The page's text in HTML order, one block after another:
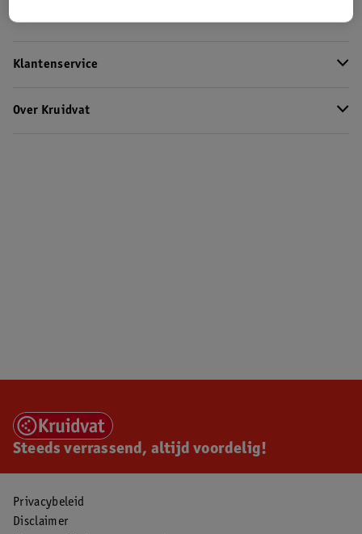
Kruidvat Club
Klantenservice
Over Kruidvat
Steeds verrassend, altijd voordelig!
Privacybeleid
Disclaimer